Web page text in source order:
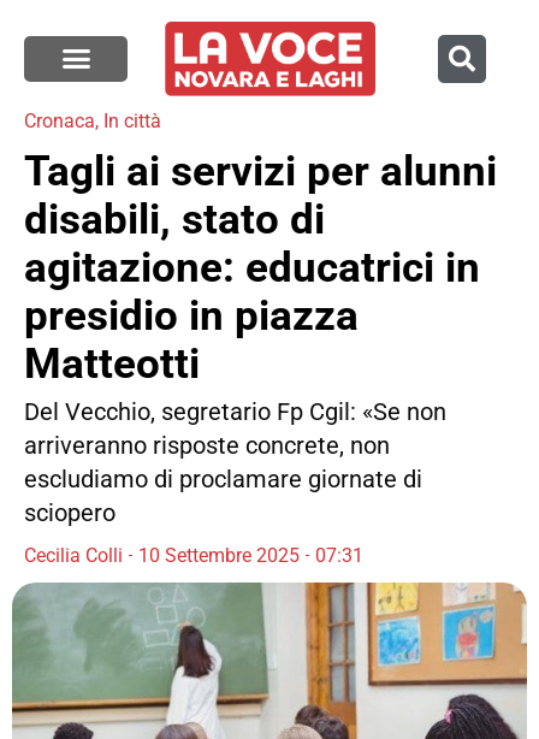
Cronaca, In città
Tagli ai servizi per alunni
disabili, stato di
agitazione: educatrici in
presidio in piazza
Matteotti
Del Vecchio, segretario Fp Cgil: «Se non
arriveranno risposte concrete, non
escludiamo di proclamare giornate di
sciopero
Cecilia Colli 10 Settembre 2025 07:31